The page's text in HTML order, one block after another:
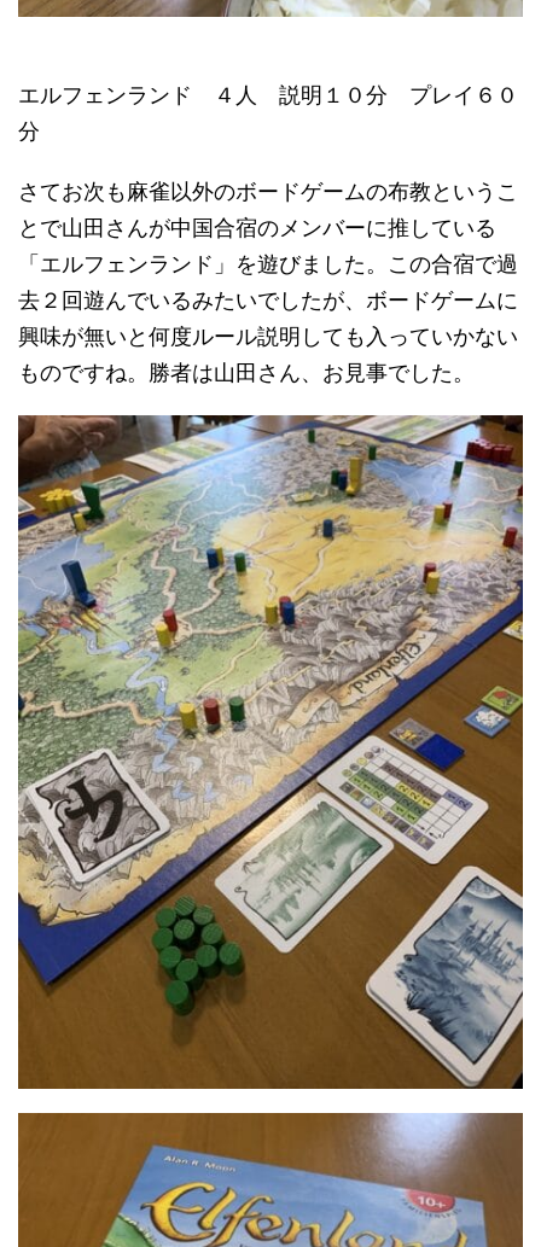
エルフェンランド ４人 説明１０分 プレイ６０
分
さてお次も麻雀以外のボードゲームの布教というこ
とで山田さんが中国合宿のメンバーに推している
「エルフェンランド」を遊びました。この合宿で過
去２回遊んでいるみたいでしたが、ボードゲームに
興味が無いと何度ルール説明しても入っていかない
ものですね。勝者は山田さん、お見事でした。